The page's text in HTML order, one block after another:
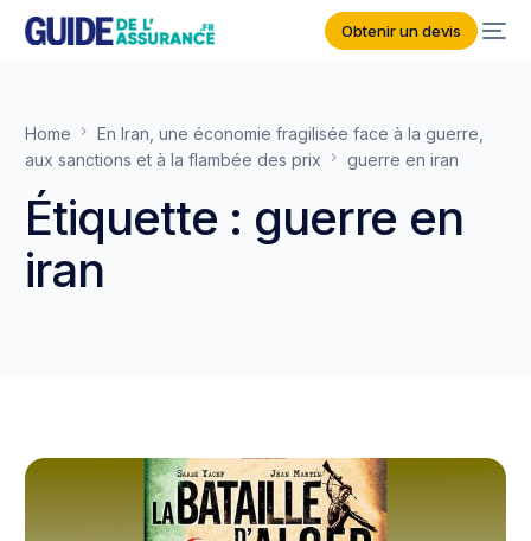
Obtenir un devis
Home
En Iran, une économie fragilisée face à la guerre,
aux sanctions et à la flambée des prix
guerre en iran
Étiquette : guerre en
iran